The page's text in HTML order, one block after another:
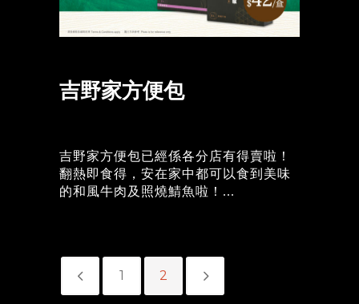
吉野家方便包
吉野家方便包已經係各分店有得賣啦！
翻熱即食得，安在家中都可以食到美味
的和風牛肉及照燒鯖魚啦！...
1 2